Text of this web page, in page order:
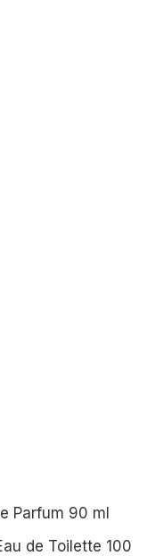
Parfum 90 ml
de Toilette 100